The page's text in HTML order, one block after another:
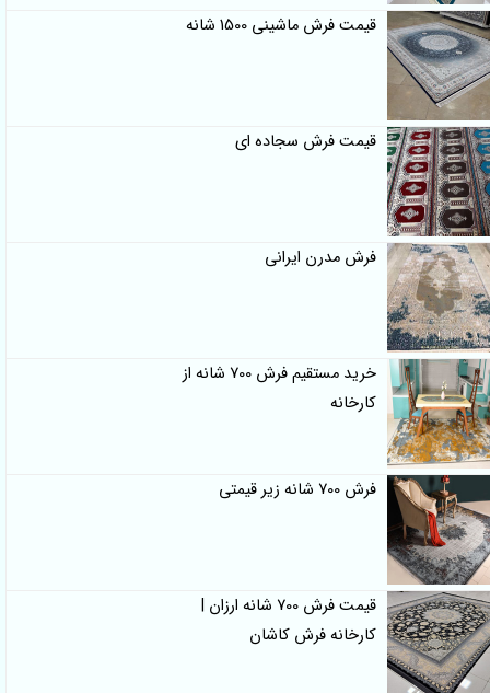
قیمت فرش ماشینی 1500 شانه
قیمت فرش سجاده ای
فرش مدرن ایرانی
خرید مستقیم فرش 700 شانه از
کارخانه
فرش 700 شانه زیر قیمتی
قیمت فرش 700 شانه ارزان |
کارخانه فرش کاشان